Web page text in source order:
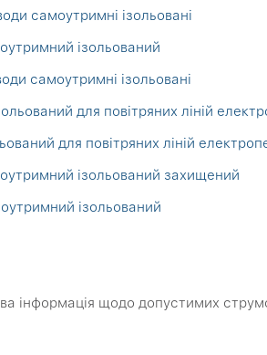
самоутримні ізольовані
ізольований
самоутримні ізольовані
для повітряних ліній
для повітряних ліній
ізольований захищений
ізольований
інформація щодо допустимих